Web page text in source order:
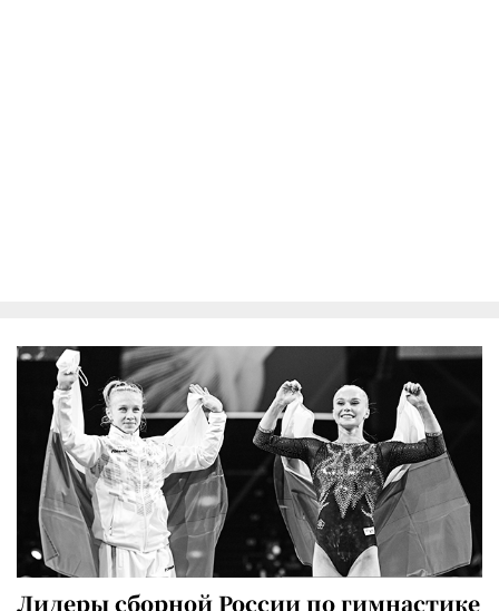
Лидеры сборной России по гимнастике